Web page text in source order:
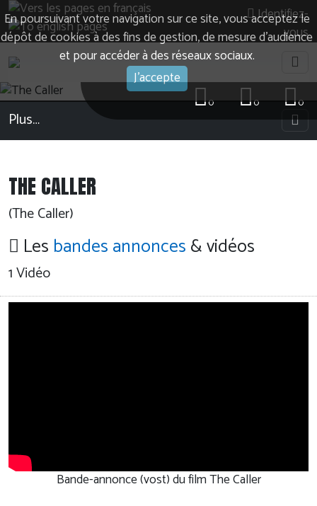
En poursuivant votre navigation sur ce site, vous acceptez le
dépôt de cookies à des fins de gestion, de mesure d’audience
et pour accéder à des réseaux sociaux.
J'accepte
Identifiez-
vous
0
0
0
Plus…
THE CALLER
(The Caller)
Les bandes annonces& vidéos
1 Vidéo
Bande-annonce (vost) du film The Caller